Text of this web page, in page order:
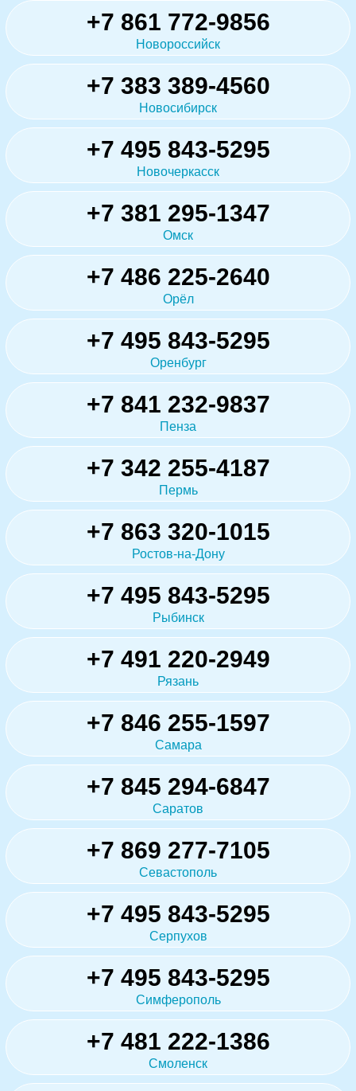
+7 861 772-9856
Новороссийск
+7 383 389-4560
Новосибирск
+7 495 843-5295
Новочеркасск
+7 381 295-1347
Омск
+7 486 225-2640
Орёл
+7 495 843-5295
Оренбург
+7 841 232-9837
Пенза
+7 342 255-4187
Пермь
+7 863 320-1015
Ростов-на-Дону
+7 495 843-5295
Рыбинск
+7 491 220-2949
Рязань
+7 846 255-1597
Самара
+7 845 294-6847
Саратов
+7 869 277-7105
Севастополь
+7 495 843-5295
Серпухов
+7 495 843-5295
Симферополь
+7 481 222-1386
Смоленск